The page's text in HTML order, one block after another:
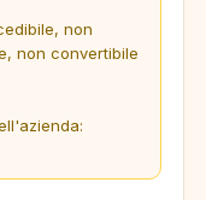
non
non convertibile